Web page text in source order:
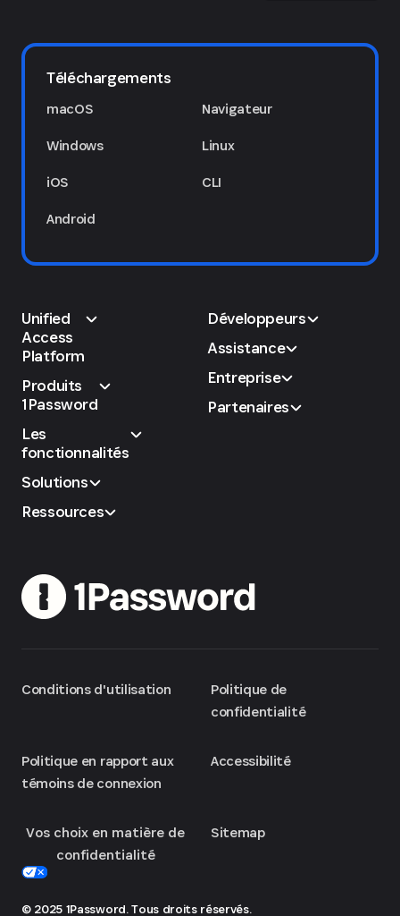
Téléchargements
macOS
Windows
iOS
Android
Navigateur
Linux
CLI
Unified
Access
Platform
Produits
1Password
Les
fonctionnalités
Solutions
Ressources
Développeurs
Assistance
Entreprise
Partenaires
Conditions d'utilisation
Politique en rapport aux
témoins de connexion
Vos choix en matière de
confidentialité
Politique de
confidentialité
Accessibilité
Sitemap
© 2025 1Password. Tous droits réservés.